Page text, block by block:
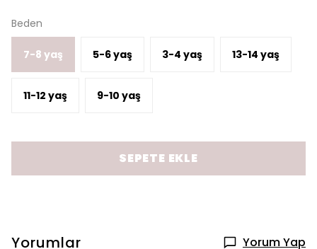
Beden
7-8 yaş 5-6 yaş 3-4 yaş 13-14 yaş
11-12 yaş 9-10 yaş
SEPETE EKLE
Yorumlar Yorum Yap